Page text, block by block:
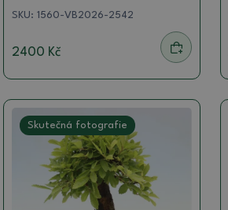
SKU: 1560-VB2026-2542
2400 Kč
Skutečná fotografie